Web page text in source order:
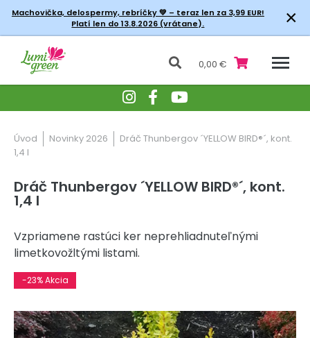
Machovička, delospermy, rebríčky💚 – teraz len za 3,99 EUR!
Platí len do 13.8.2026 (vrátane).
×
0,00 €
Úvod Novinky 2026
Dráč Thunbergov ´YELLOW BIRD®´, kont.
1,4 l
Dráč Thunbergov ´YELLOW BIRD®´, kont.
1,4 l
Vzpriamene rastúci ker neprehliadnuteľnými
limetkovožltými listami.
-23% Akcia